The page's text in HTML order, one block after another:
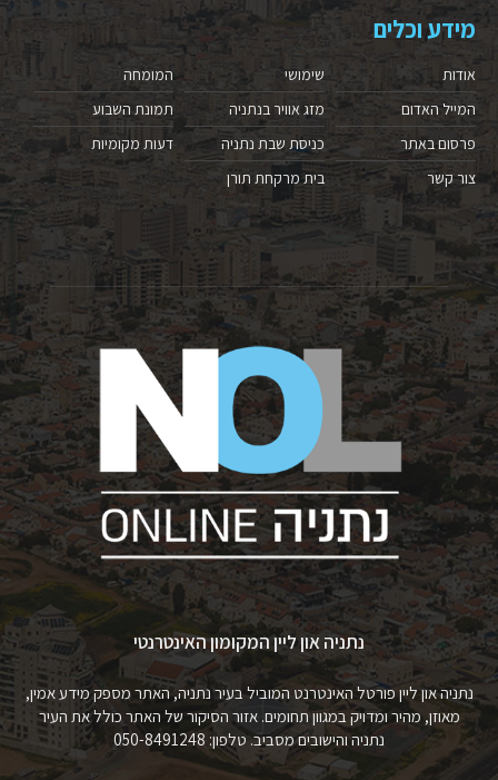
מידע וכלים
אודות
המייל האדום
פרסום באתר
צור קשר
שימושי
מזג אוויר בנתניה
כניסת שבת נתניה
בית מרקחת תורן
המומחה
תמונת השבוע
דעות מקומיות
נתניה און ליין המקומון האינטרנטי
נתניה און ליין פורטל האינטרנט המוביל בעיר נתניה, האתר מספק מידע אמין,
מאוזן, מהיר ומדויק במגוון תחומים. אזור הסיקור של האתר כולל את העיר
נתניה והישובים מסביב. טלפון: 050-8491248